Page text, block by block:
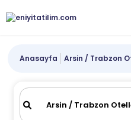
Anasayfa Arsin / Trabzon